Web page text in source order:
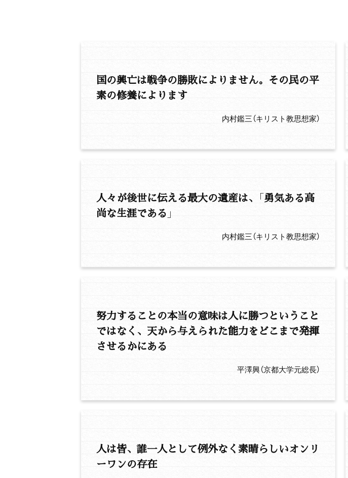
国の興亡は戦争の勝敗によりません。その民の平
素の修養によります
内村鑑三（キリスト教思想家）
人々が後世に伝える最大の遺産は、「勇気ある高
尚な生涯である」
内村鑑三（キリスト教思想家）
努力することの本当の意味は人に勝つということ
ではなく、天から与えられた能力をどこまで発揮
させるかにある
平澤興（京都大学元総長）
人は皆、誰一人として例外なく素晴らしいオンリ
ーワンの存在